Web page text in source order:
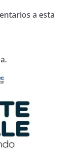
a esta